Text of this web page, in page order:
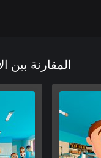
المقارنة بين